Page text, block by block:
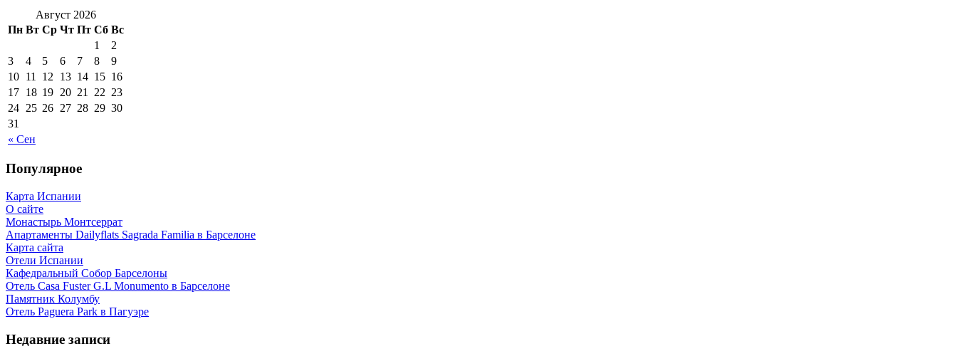
Август 2026
Пн Вт Ср Чт Пт Сб Вс
« Сен
1
2
3
4 5 6 7 8
9
10 11 12 13 14 15 16
17 18 19 20 21 22 23
24 25 26 27 28 29 30
31
Популярное
Карта Испании
О сайте
Монастырь Монтсеррат
Апартаменты Dailyflats Sagrada Familia в Барселоне
Карта сайта
Отели Испании
Кафeдрaльный Собор Барселоны
Отель Casa Fuster G.L Monumento в Барселоне
Пaмятник Колумбу
Отель Paguera Park в Пагуэре
Недавние записи